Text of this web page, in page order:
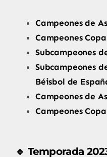
Campeones de
Campeones
Subcampeones
Subcampeones
Béisbol de
Campeones de
Campeones
🔹 Temporada